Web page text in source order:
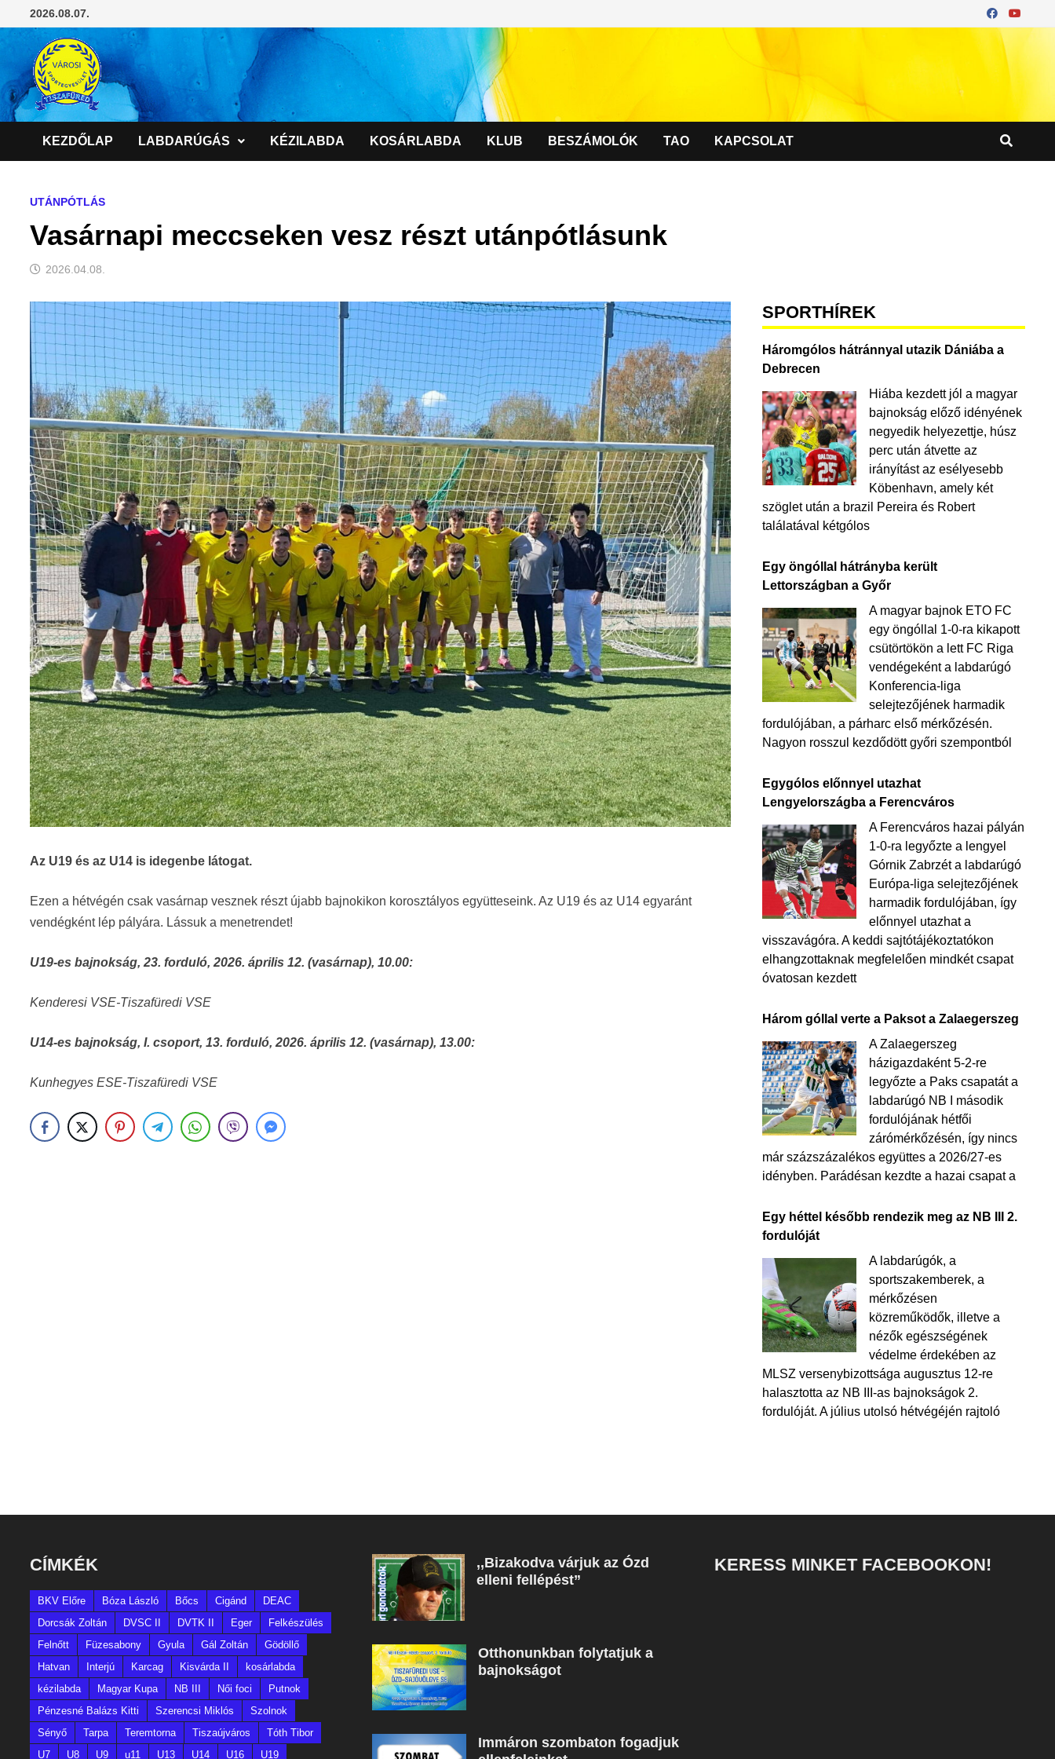
to
2026.08.07.
KEZDŐLAP LABDARÚGÁS KÉZILABDA KOSÁRLABDA KLUB BESZÁMOLÓK TAO KAPCSOLAT
UTÁNPÓTLÁS
Vasárnapi meccseken vesz részt utánpótlásunk
2026.04.08.
Az U19 és az U14 is idegenbe látogat.
Ezen a hétvégén csak vasárnap vesznek részt újabb bajnokikon korosztályos együtteseink. Az U19 és az U14 egyaránt
vendégként lép pályára. Lássuk a menetrendet!
U19-es bajnokság, 23. forduló, 2026. április 12. (vasárnap), 10.00:
Kenderesi VSE-Tiszafüredi VSE
U14-es bajnokság, I. csoport,13. forduló, 2026. április 12. (vasárnap), 13.00:
Kunhegyes ESE-Tiszafüredi VSE
SPORTHÍREK
Háromgólos hátránnyal utazik Dániába a
Debrecen
Hiába kezdett jól a magyar
bajnokság előző idényének
negyedik helyezettje, húsz
perc után átvette az
irányítást az esélyesebb
Köbenhavn, amely két
szöglet után a brazil Pereira és Robert
találatával kétgólos
Egy öngóllal hátrányba került
Lettországban a Győr
A magyar bajnok ETO FC
egy öngóllal 1-0-ra kikapott
csütörtökön a lett FC Riga
vendégeként a labdarúgó
Konferencia-liga
selejtezőjének harmadik
fordulójában, a párharc első mérkőzésén.
Nagyon rosszul kezdődött győri szempontból
Egygólos előnnyel utazhat
Lengyelországba a Ferencváros
A Ferencváros hazai pályán
1-0-ra legyőzte a lengyel
Górnik Zabrzét a labdarúgó
Európa-liga selejtezőjének
harmadik fordulójában, így
előnnyel utazhat a
visszavágóra. A keddi sajtótájékoztatókon
elhangzottaknak megfelelően mindkét csapat
óvatosan kezdett
Három góllal verte a Paksot a Zalaegerszeg
A Zalaegerszeg
házigazdaként 5-2-re
legyőzte a Paks csapatát a
labdarúgó NB I második
fordulójának hétfői
zárómérkőzésén, így nincs
már százszázalékos együttes a 2026/27-es
idényben. Parádésan kezdte a hazai csapat a
Egy héttel később rendezik meg az NB III 2.
fordulóját
A labdarúgók, a
sportszakemberek, a
mérkőzésen
közreműködők, illetve a
nézők egészségének
védelme érdekében az
MLSZ versenybizottsága augusztus 12-re
halasztotta az NB III-as bajnokságok 2.
fordulóját. A július utolsó hétvégéjén rajtoló
CÍMKÉK
BKV Előre Bóza László Bőcs Cigánd
DEAC
Dorcsák Zoltán
DVSC II DVTK II Eger
Felkészülés
Felnőtt
Füzesabony Gyula Gál Zoltán
Gödöllő
Hatvan
Interjú Karcag Kisvárda II
kosárlabda
kézilabda
Magyar Kupa NB III Női foci
Putnok
Pénzesné Balázs Kitti
Szerencsi Miklós
Szolnok
Sényő
Tarpa Teremtorna Tiszaújváros
Tóth Tibor
U7
U8 U9 u11 U13 U14 U16 U19
,,Bizakodva várjuk az Ózd
elleni fellépést”
Otthonunkban folytatjuk a
bajnokságot
Immáron szombaton fogadjuk
KERESS MINKET FACEBOOKON!